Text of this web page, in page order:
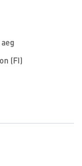
(FI)